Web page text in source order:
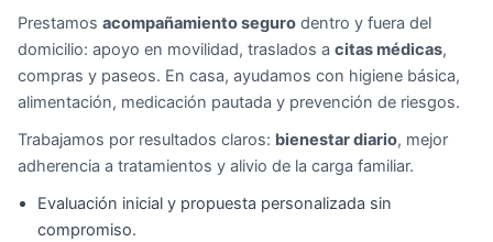
Prestamos acompañamiento seguro dentro y fuera del
domicilio: apoyo en movilidad, traslados a citas médicas,
compras y paseos. En casa, ayudamos con higiene básica,
alimentación, medicación pautada y prevención de riesgos.
Trabajamos por resultados claros: bienestar diario, mejor
adherencia a tratamientos y alivio de la carga familiar.
Evaluación inicial y propuesta personalizada sin
compromiso.